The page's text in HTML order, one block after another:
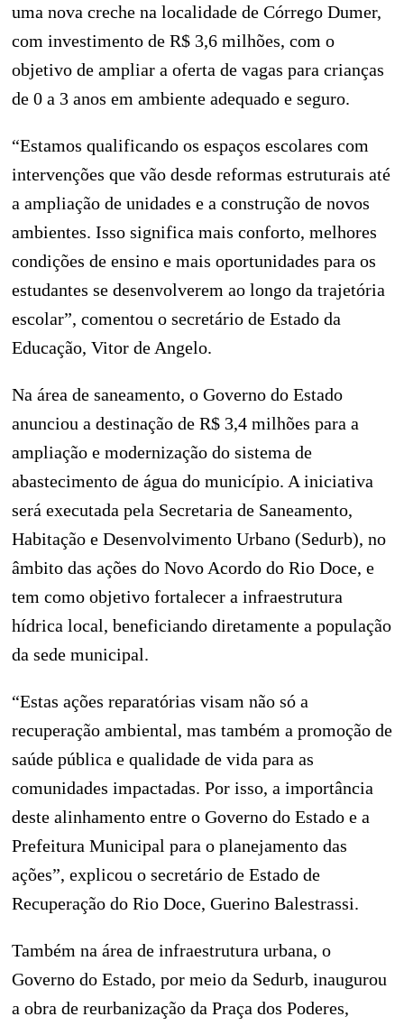
uma nova creche na localidade de Córrego Dumer,
com investimento de R$ 3,6 milhões, com o
objetivo de ampliar a oferta de vagas para crianças
de 0 a 3 anos em ambiente adequado e seguro.
“Estamos qualificando os espaços escolares com
intervenções que vão desde reformas estruturais até
a ampliação de unidades e a construção de novos
ambientes. Isso significa mais conforto, melhores
condições de ensino e mais oportunidades para os
estudantes se desenvolverem ao longo da trajetória
escolar”, comentou o secretário de Estado da
Educação, Vitor de Angelo.
Na área de saneamento, o Governo do Estado
anunciou a destinação de R$ 3,4 milhões para a
ampliação e modernização do sistema de
abastecimento de água do município. A iniciativa
será executada pela Secretaria de Saneamento,
Habitação e Desenvolvimento Urbano (Sedurb), no
âmbito das ações do Novo Acordo do Rio Doce, e
tem como objetivo fortalecer a infraestrutura
hídrica local, beneficiando diretamente a população
da sede municipal.
“Estas ações reparatórias visam não só a
recuperação ambiental, mas também a promoção de
saúde pública e qualidade de vida para as
comunidades impactadas. Por isso, a importância
deste alinhamento entre o Governo do Estado e a
Prefeitura Municipal para o planejamento das
ações”, explicou o secretário de Estado de
Recuperação do Rio Doce, Guerino Balestrassi.
Também na área de infraestrutura urbana, o
Governo do Estado, por meio da Sedurb, inaugurou
a obra de reurbanização da Praça dos Poderes,